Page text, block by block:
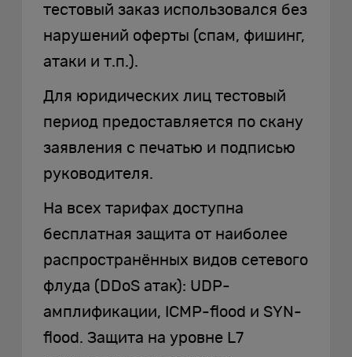
тестовый заказ использовался без
нарушений оферты (спам, фишинг,
атаки и т.п.).
Для юридических лиц тестовый
период предоставляется по скану
заявления с печатью и подписью
руководителя.
На всех тарифах доступна
бесплатная защита от наиболее
распространённых видов сетевого
флуда (DDoS атак): UDP-
амплификации, ICMP-flood и SYN-
flood. Защита на уровне L7